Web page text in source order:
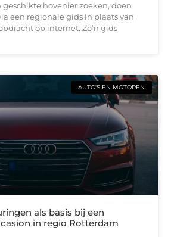
hovenier zoeken, doen
een regionale gids in plaats van
op internet. Zo’n gids
AUTO'S EN MOTOREN
als basis bij een
in regio Rotterdam